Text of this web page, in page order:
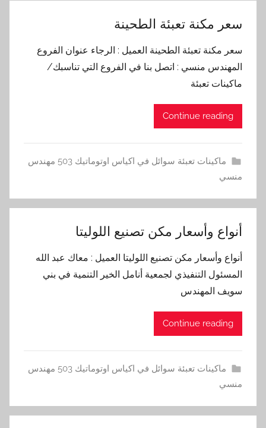
سعر مكنة تعبئة الطحينة
سعر مكنة تعبئة الطحينة العميل : الرجاء عنوان الفروع
المهندس منسي : اتصل بنا في الفروع التي تناسبك/
ماكينات تعبئة
Continue reading
ماكينات تعبئة سوائل في اكياس اوتوماتيك 503 مهندس
منسي
أنواع وأسعار مكن تصنيع اللوليتا
أنواع وأسعار مكن تصنيع اللوليتا العميل : معاك عبد الله
المسئول التنفيذي لجمعية أنامل الخير التنمية في بني
سويف المهندس
Continue reading
ماكينات تعبئة سوائل في اكياس اوتوماتيك 503 مهندس
منسي